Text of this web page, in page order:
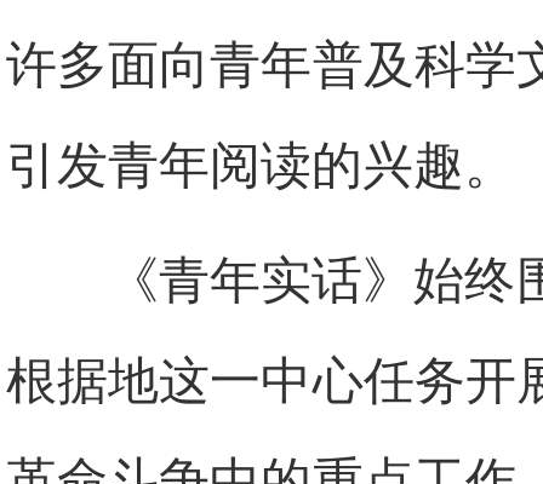
许多面向青年普及科学
引发青年阅读的兴趣。
《青年实话》始
根据地这一中心任务开